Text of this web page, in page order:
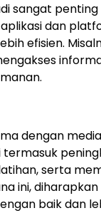
sangat
dan
efisien.
dengan
serta
ini,
baik dan